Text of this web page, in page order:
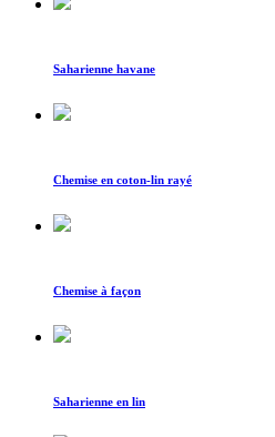
Saharienne havane
Chemise en coton-lin rayé
Chemise à façon
Saharienne en lin